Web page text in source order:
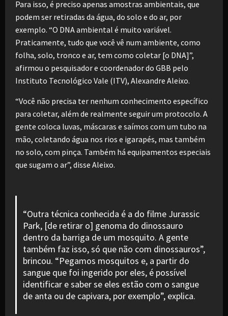
Para isso, é preciso apenas amostras ambientais, que
podem ser retiradas da água, do solo e do ar, por
exemplo. “O DNA ambiental é muito variável.
Praticamente, tudo que você vê num ambiente, como
folha, solo, tronco e ar, tem como coletar [o DNA]”,
afirmou o pesquisador e coordenador do GBB pelo
Instituto Tecnológico Vale (ITV), Alexandre Aleixo.
“Você não precisa ter nenhum conhecimento específico
para coletar, além de realmente seguir um protocolo. A
gente coloca luvas, máscaras e saímos com um tubo na
mão, coletando água nos rios e igarapés, mas também
no solo, com pinça. Também há equipamentos especiais
que sugam o ar”, disse Aleixo.
“Outra técnica conhecida é a do filme Jurassic
Park, [de retirar o] genoma do dinossauro
dentro da barriga de um mosquito. A gente
também faz isso, só que não com dinossauros”,
brincou. “Pegamos mosquitos e, a partir do
sangue que foi ingerido por eles, é possível
identificar e saber se eles estão com o sangue
de anta ou de capivara, por exemplo”, explica.